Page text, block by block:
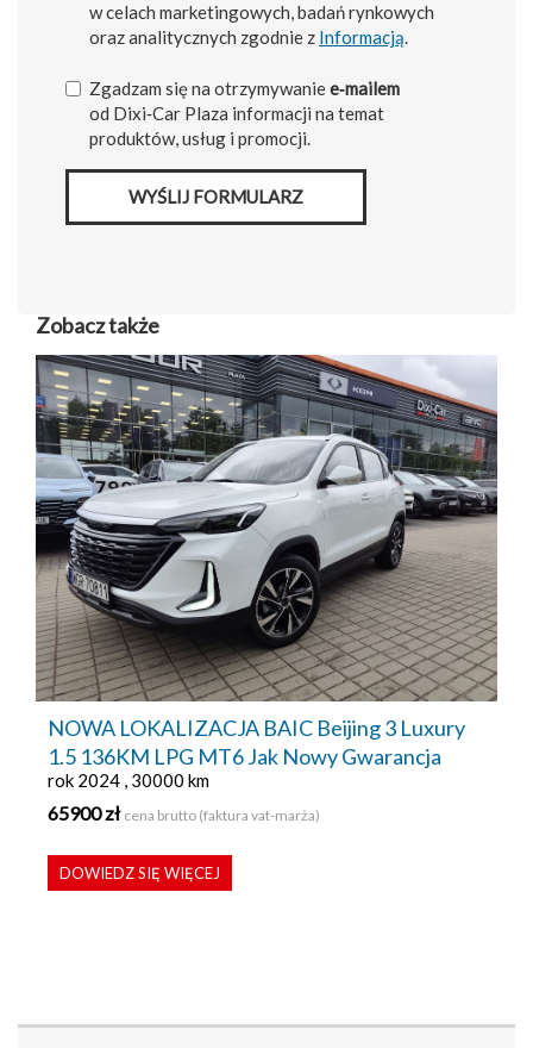
w celach marketingowych, badań rynkowych
oraz analitycznych zgodnie z Informacją.
Zgadzam się na otrzymywaniee‑mailem
od Dixi‑Car Plaza informacji na temat
produktów, usług i promocji.
WYŚLIJ FORMULARZ
Zobacz także
NOWA LOKALIZACJA BAIC Beijing 3 Luxury
1.5 136KM LPG MT6 Jak Nowy Gwarancja
rok 2024 , 30000 km
65900 zł cena brutto (faktura vat-marża)
DOWIEDZ SIĘ WIĘCEJ